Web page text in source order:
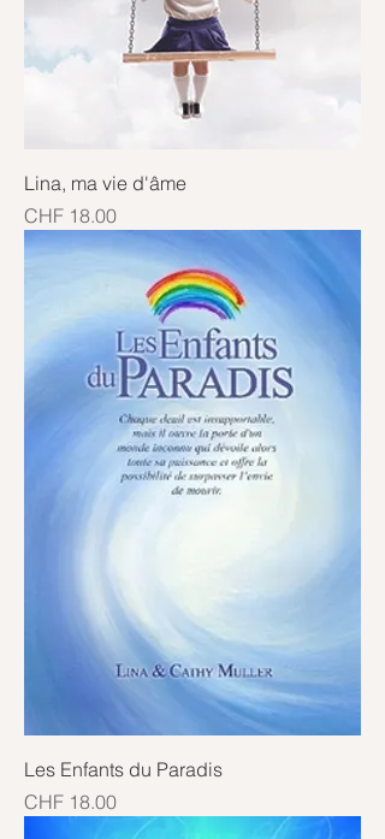
Lina, ma vie d'âme
Price
CHF 18.00
Les Enfants du Paradis
Price
CHF 18.00